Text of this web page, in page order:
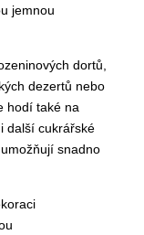
jemnou
dortů,
dezertů nebo
hodí také na
další cukrářské
snadno